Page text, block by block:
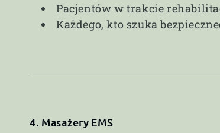
Pacjentów w trakcie
Każdego, kto szuka
4. Masażery EMS